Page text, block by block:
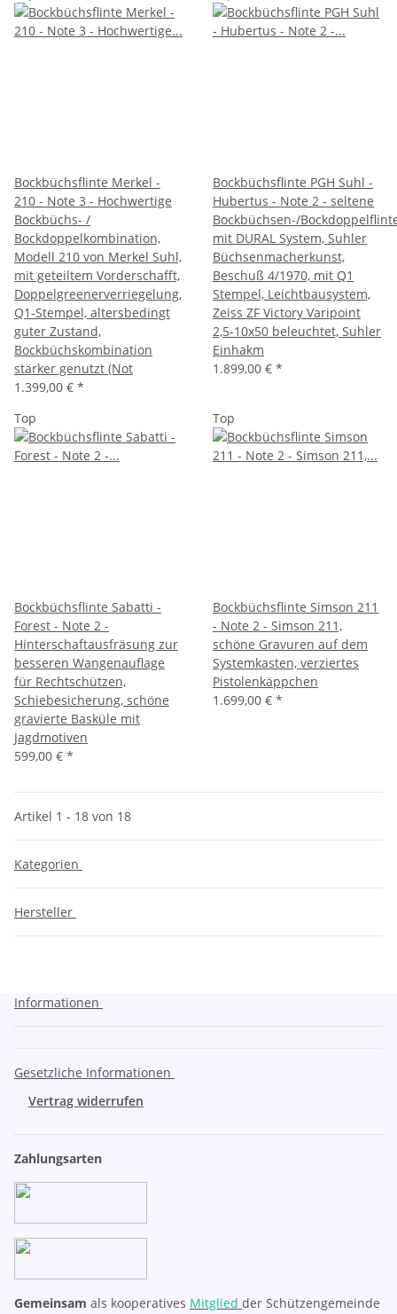
Bockbüchsflinte Merkel -
210 - Note 3 - Hochwertige
Bockbüchs- /
Bockdoppelkombination,
Modell 210 von Merkel Suhl,
mit geteiltem Vorderschafft,
Doppelgreenerverriegelung,
Q1-Stempel, altersbedingt
guter Zustand,
Bockbüchskombination
stärker genutzt (Not
1.399,00 € *
Bockbüchsflinte PGH Suhl -
Hubertus - Note 2 - seltene
Bockbüchsen-/
mit DURAL System, Suhler
Büchsenmacherkunst,
Beschuß 4/1970, mit Q1
Stempel, Leichtbausystem,
Zeiss ZF Victory Varipoint
2,5-10x50 beleuchtet, Suhler
Einhakm
1.899,00 € *
Top
Bockbüchsflinte Sabatti -
Forest - Note 2 -
Hinterschaftausfräsung zur
besseren Wangenauflage
für Rechtschützen,
Schiebesicherung, schöne
gravierte Basküle mit
Jagdmotiven
599,00 € *
Top
Bockbüchsflinte Simson 211
- Note 2 - Simson 211,
schöne Gravuren auf dem
Systemkasten, verziertes
Pistolenkäppchen
1.699,00 € *
Artikel 1 - 18 von 18
Kategorien
Hersteller
Informationen
Gesetzliche Informationen
Vertrag widerrufen
Zahlungsarten
Gemeinsam als kooperatives Mitglied der Schützengemeinde